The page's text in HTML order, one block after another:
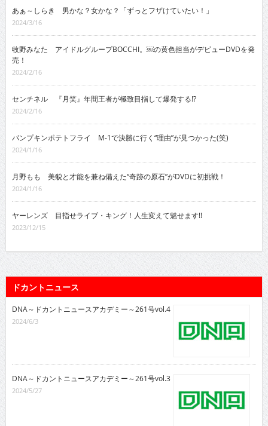
あぁ～しらき 男かな？女かな？「ずっとフザけていたい！」
2024/3/16
牧野みなた アイドルグループBOCCHI。￼の黄色担当がデビューDVDを発
売！
2024/2/16
センチネル 『月笑』年間王者が極致目指して爆発する!?
2024/2/16
パンプキンポテトフライ M-1で決勝に行く“理由”が見つかった(笑)
2024/1/16
月野もも 美貌と才能を兼ね備えた“奇跡の原石”がDVDに初挑戦！
2024/1/16
ヤーレンズ 目指せライブ・キング！人生変えて魅せます!!
2023/12/15
ドカントニュース
DNA～ドカントニュースアカデミー～261号vol.4
2024/6/3
DNA～ドカントニュースアカデミー～261号vol.3
2024/5/27